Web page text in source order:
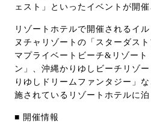
ェスト」といったイベントが開催
リゾートホテルで開催されるイ
ヌチャリゾートの「スターダス
マプライベートビーチ&リゾート
ン」、沖縄かりゆしビーチリゾ
りゆしドリームファンタジー」
施されているリゾートホテルに泊
■ 開催情報